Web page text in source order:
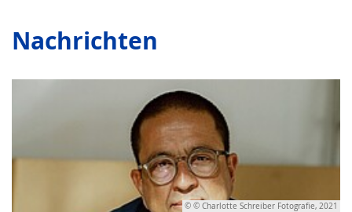
Nachrichten
© © Charlotte Schreiber Fotografie, 2021